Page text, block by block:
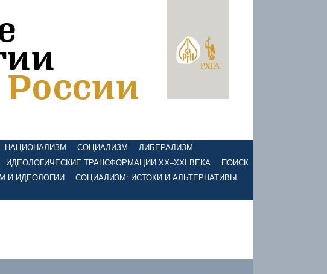
НАЦИОНАЛИЗМ СОЦИАЛИЗМ
ЛИБЕРАЛИЗМ
ИДЕОЛОГИЧЕСКИЕ ТРАНСФОРМАЦИИ XX–XXI ВЕКА
ПОИСК
И ИДЕОЛОГИИ
СОЦИАЛИЗМ: ИСТОКИ И АЛЬТЕРНАТИВЫ